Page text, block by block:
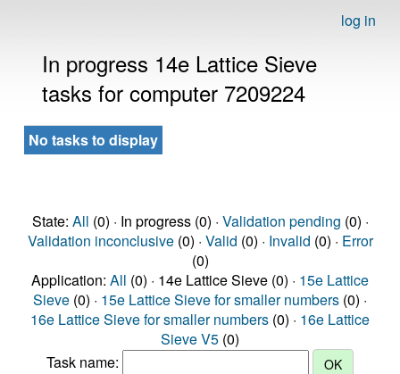
log in
In progress 14e Lattice Sieve
tasks for computer 7209224
No tasks to display
State: All (0) · In progress (0) · Validation pending (0) ·
Validation inconclusive(0) · Valid (0) · Invalid (0) · Error
(0)
Application: All (0) · 14e Lattice Sieve (0) · 15e Lattice
Sieve (0) · 15e Lattice Sieve for smaller numbers (0) ·
16e Lattice Sieve for smaller numbers (0) · 16e Lattice
Sieve V5 (0)
Task name: